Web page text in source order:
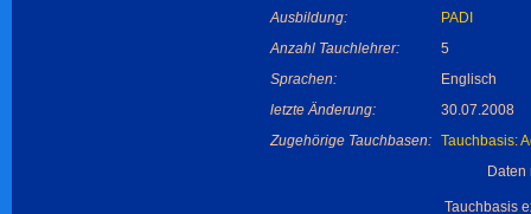
Ausbildung:
PADI
Anzahl Tauchlehrer:
5
Sprachen:
Englisch
letzte Änderung:
30.07.2008
Zugehörige Tauchbasen:
Tauchbasis:
Tauchbasis